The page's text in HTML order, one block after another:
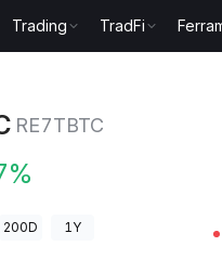
Trading TradFi
RE7TBTC
200D 1Y